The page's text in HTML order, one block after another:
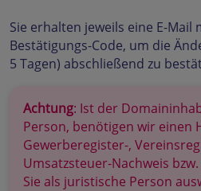
Sie erhalten jeweils eine E-Mail
Bestätigungs-Code, um die
5 Tagen) abschließend zu
Achtung: Ist der
Person, benötigen wir einen
Gewerberegister-,
Umsatzsteuer-Nachweis
Sie als juristische Person